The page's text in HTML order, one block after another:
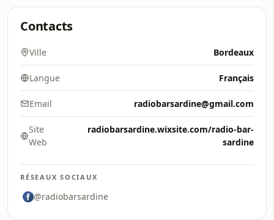
Contacts
Ville Bordeaux
Langue Français
Email radiobarsardine@gmail.com
Site
Web
radiobarsardine.wixsite.com/radio-bar-
sardine
RÉSEAUX SOCIAUX
@radiobarsardine